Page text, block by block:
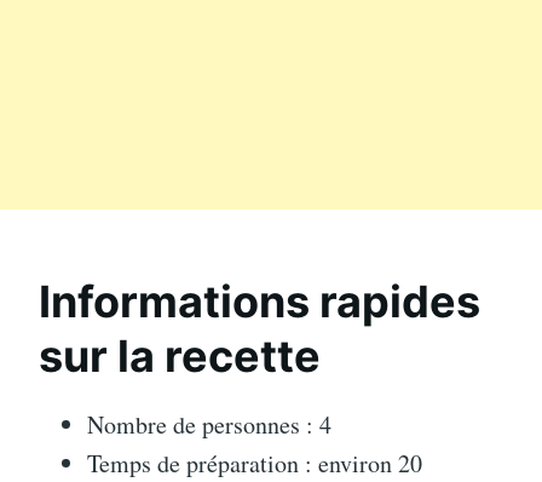
Informations rapides
sur la recette
Nombre de personnes : 4
Temps de préparation : environ 20